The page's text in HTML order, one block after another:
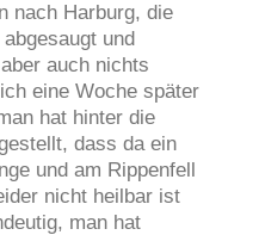
nach Harburg, die
und
auch nichts
eine Woche später
hat hinter die
dass da ein
und am Rippenfell
nicht heilbar ist
man hat